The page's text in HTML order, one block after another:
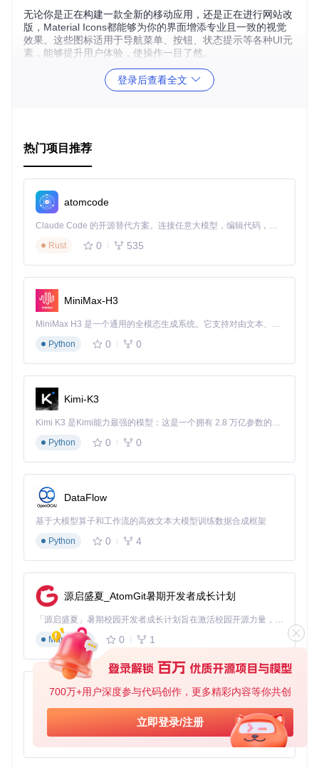
700万+用户深度参与代码创作，更多精彩内容等你共创
立即登录/注册
无论你是正在构建一款全新的移动应用，还是正在进行网站改
版，Material Icons都能够为你的界面增添专业且一致的视觉
效果。这些图标适用于导航菜单、按钮、状态提示等各种UI元
素，能够提升用户体验，使操作一目了然。
多样式支持：提供五种不同的图标样式，满足多样化的设
计需求。
响应式：基于矢量图形，图标在任何尺寸下都保持清晰。
种常见的前端框架。
可定制性强
小和显示方式。
要开始使用Material Icons，只需按照项目文档中的安装和使
用指南进行操作，即可轻松将这些现代化图标融入你的项目。
不妨立即尝试，让你的设计更具质感和专业度！
登录后查看全文
热门项目推荐
atomcode
Claude Code 的开源替代方案。连接任意大模型，编辑代码，运行命令，自动验证 — 全自动执行。用 Rust 构建，极致性能。 ｜ An open-source alternative to Claude Code. Connect any LLM, edit code, run commands, and verify changes — autonomously. Built in Rust for speed. Get Started
Rust
0 535
MiniMax-H3
MiniMax H3 是一个通用的全模态生成系统。它支持对由文本、图像、视频和音频组成的多模态上下文进行统一理解，并能生成分辨率高达 2K、时长可达 15 秒的带原生立体声音频的视频。得益于面向任务泛化的系统设计，H3 在预训练阶段就已具备广泛的多模态上下文理解与生成能力，能够出色地执行复杂的多模态指令。
Python
0 0
Kimi-K3
Kimi K3 是Kimi能力最强的模型：这是一个拥有 2.8 万亿参数的混合专家（MoE）模型，具备原生视觉理解能力，并支持 100 万 token 的上下文窗口。
Python
0 0
DataFlow
基于大模型算子和工作流的高效文本大模型训练数据合成框架
Python
0 4
源启盛夏_AtomGit暑期开发者成长计划
「源启盛夏」暑期校园开发者成长计划旨在激活校园开源力量，通过积分激励、认证扶持、资源倾斜等形式，引导高校组织和开发者完成「入驻 — 建项目 — 做贡献 — 获认证 — 得资源」的完整闭环。无论你是想带领社团入驻平台的组织者，还是希望用代码贡献证明自己的开发者，都能在这里找到属于你的成长路径。
Markdown
0 1
py-xiaozhi
基于Python的Xiaozhi AI，适用于想要完整Xiaozhi体验而无需拥有专用硬件的用户。
Python
0 1